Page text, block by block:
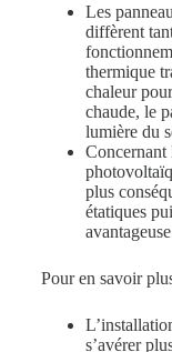
Les
diffèrent
thermique
chaleur
chaude, le
lumière du
Concernant
plus
étatiques
Pour en savoir
s’avérer